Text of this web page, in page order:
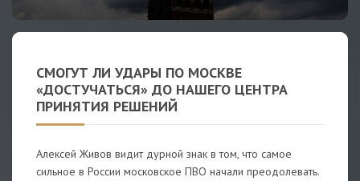
СМОГУТ ЛИ УДАРЫ ПО МОСКВЕ
«ДОСТУЧАТЬСЯ» ДО НАШЕГО ЦЕНТРА
ПРИНЯТИЯ РЕШЕНИЙ
Алексей Живов видит дурной знак в том, что самое
сильное в России московское ПВО начали преодолевать.